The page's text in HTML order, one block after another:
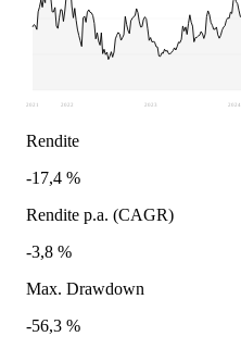
2021 2022 2023 2024
Rendite
-17,4 %
Rendite p.a. (CAGR)
-3,8 %
Max. Drawdown
-56,3 %